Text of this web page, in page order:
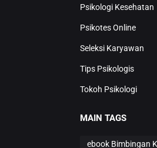
Psikologi Kesehatan
Psikotes Online
Seleksi Karyawan
Tips Psikologis
Tokoh Psikologi
MAIN TAGS
ebook Bimbingan